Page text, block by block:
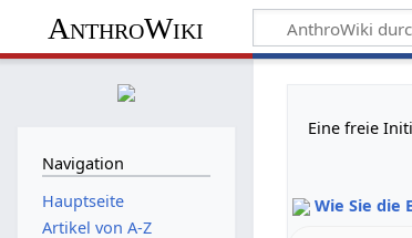
AnthroWiki
Eine freie
Wie Sie die
Navigation
Hauptseite
Artikel von A-Z